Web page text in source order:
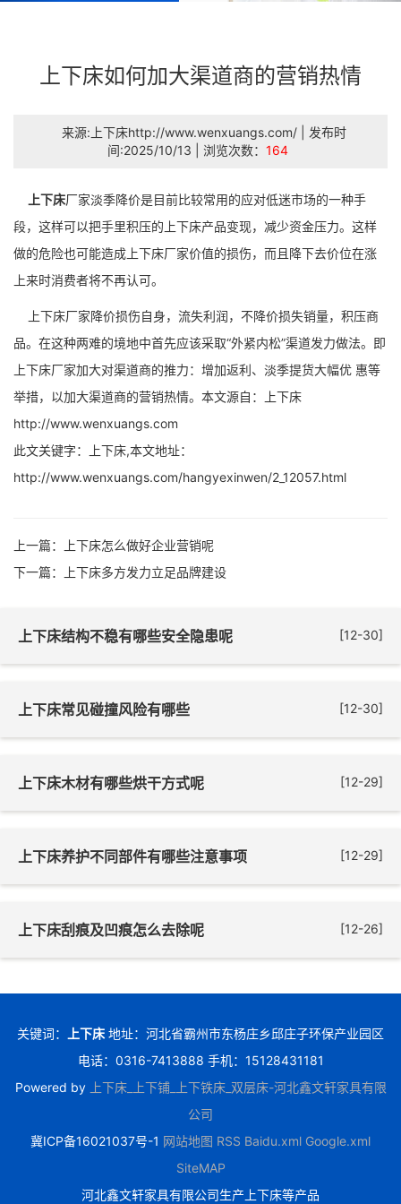
上下床如何加大渠道商的营销热情
来源:上下床http://www.wenxuangs.com/ | 发布时
间:2025/10/13 | 浏览次数： 164
上下床厂家淡季降价是目前比较常用的应对低迷市场的一种手
段，这样可以把手里积压的上下床产品变现，减少资金压力。这样
做的危险也可能造成上下床厂家价值的损伤，而且降下去价位在涨
上来时消费者将不再认可。
上下床厂家降价损伤自身，流失利润，不降价损失销量，积压商
品。在这种两难的境地中首先应该采取“外紧内松”渠道发力做法。即
上下床厂家加大对渠道商的推力：增加返利、淡季提货大幅优 惠等
举措，以加大渠道商的营销热情。本文源自：上下床
http://www.wenxuangs.com
此文关键字：上下床,本文地址：
http://www.wenxuangs.com/hangyexinwen/2_12057.html
上一篇：
上下床怎么做好企业营销呢
下一篇：
上下床多方发力立足品牌建设
上下床结构不稳有哪些安全隐患呢 [12-30]
上下床常见碰撞风险有哪些 [12-30]
上下床木材有哪些烘干方式呢 [12-29]
上下床养护不同部件有哪些注意事项 [12-29]
上下床刮痕及凹痕怎么去除呢 [12-26]
关键词： 上下床 地址：河北省霸州市东杨庄乡邱庄子环保产业园区
电话：0316-7413888 手机：15128431181
Powered by 上下床_上下铺_上下铁床_双层床-河北鑫文轩家具有限
公司
冀ICP备16021037号-1 网站地图 RSS Baidu.xml Google.xml
SiteMAP
河北鑫文轩家具有限公司生产上下床等产品